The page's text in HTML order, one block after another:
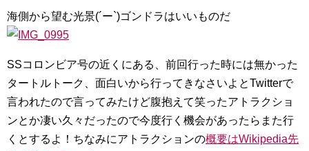
海側から望む光景(´ー`)ゴンドラはいいものだ
SSコロンビア号の近くにある、前回行った時には無かった
タートルトーク、面白いから行ってきなさいよとTwitterで
言われたので言ってみたけど腹抱えて笑ったアトラクショ
ンとか凄い久々だったので今度行く機会があったらまた行
くとするよ！ちなみにアトラクションの概要はWikipedia先